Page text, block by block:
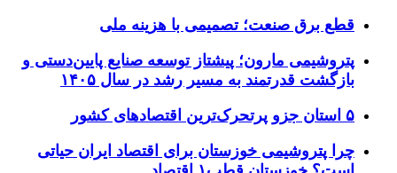
قطع برق صنعت؛ تصمیمی با هزینه ملی
پتروشیمی مارون؛ پیشتاز توسعه صنایع پایین‌دستی و
بازگشت قدرتمند به مسیر رشد در سال ۱۴۰۵
۵ استان جزو پرتحرک‌ترین اقتصاد‌های کشور
چرا پتروشیمی خوزستان برای اقتصاد ایران حیاتی